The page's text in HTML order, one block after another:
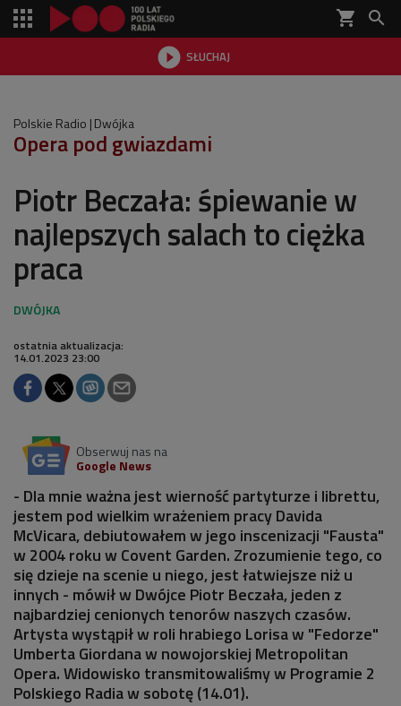
shopping_cart 
 SŁUCHAJ

Polskie Radio Dwójka
Opera pod gwiazdami
Piotr Beczała: śpiewanie w
najlepszych salach to ciężka
praca
ostatnia aktualizacja:
14.01.2023 23:00
Obserwuj nas na
Google News
- Dla mnie ważna jest wierność partyturze i librettu,
jestem pod wielkim wrażeniem pracy Davida
McVicara, debiutowałem w jego inscenizacji "Fausta"
w 2004 roku w Covent Garden. Zrozumienie tego, co
się dzieje na scenie u niego, jest łatwiejsze niż u
innych - mówił w Dwójce Piotr Beczała, jeden z
najbardziej cenionych tenorów naszych czasów.
Artysta wystąpił w roli hrabiego Lorisa w "Fedorze"
Umberta Giordana w nowojorskiej Metropolitan
Opera. Widowisko transmitowaliśmy w Programie 2
Polskiego Radia w sobotę (14.01).